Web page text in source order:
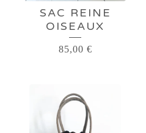
SAC REINE
OISEAUX
85,00 €